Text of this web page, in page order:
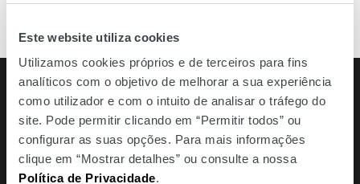
Este website utiliza cookies
Utilizamos cookies próprios e de terceiros para fins
analíticos com o objetivo de melhorar a sua experiência
como utilizador e com o intuito de analisar o tráfego do
site. Pode permitir clicando em “Permitir todos” ou
configurar as suas opções. Para mais informações
clique em “Mostrar detalhes” ou consulte a nossa
Política de Privacidade.
10h - 23h
Restauração
10h - 23h
Receção